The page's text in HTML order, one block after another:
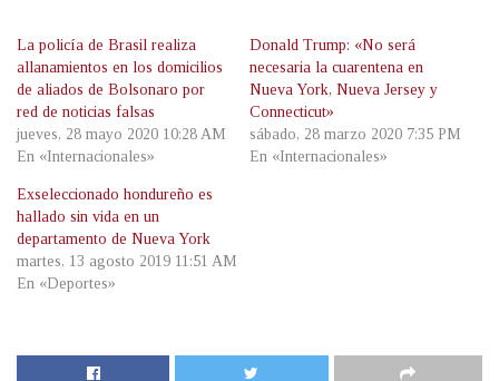
La policía de Brasil realiza
allanamientos en los domicilios
de aliados de Bolsonaro por
red de noticias falsas
jueves, 28 mayo 2020 10:28 AM
En «Internacionales»
Donald Trump: «No será
necesaria la cuarentena en
Nueva York, Nueva Jersey y
Connecticut»
sábado, 28 marzo 2020 7:35 PM
En «Internacionales»
Exseleccionado hondureño es
hallado sin vida en un
departamento de Nueva York
martes, 13 agosto 2019 11:51 AM
En «Deportes»